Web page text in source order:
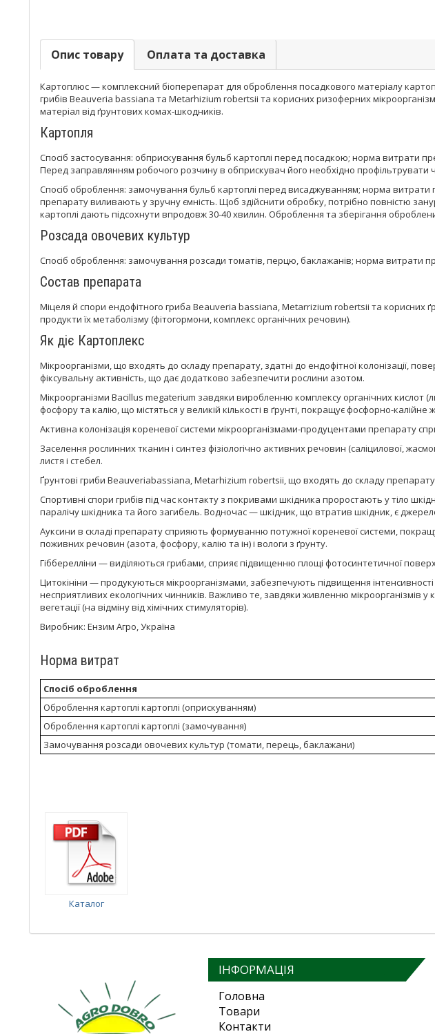
Опис товару Оплата та доставка
Картоплюс — комплексний біоперепарат для оброблення посадкового матеріалу
грибів Beauveria bassiana та Metarhizium robertsii та корисних ризоферних
матеріал від ґрунтових комах-шкодників.
Картопля
Спосіб застосування: обприскування бульб картоплі перед посадкою; норма витрати
Перед заправлянням робочого розчину в обприскувач його необхідно профільтрувати
Спосіб оброблення: замочування бульб картоплі перед висаджуванням; норма витрати
препарату виливають у зручну ємність. Щоб здійснити обробку, потрібно повністю
картоплі дають підсохнути впродовж 30-40 хвилин. Оброблення та зберігання
Розсада овочевих культур
Спосіб оброблення: замочування розсади томатів, перцю, баклажанів; норма витрати
Состав препарата
Міцеля й спори ендофітного гриба Beauveria bassiana, Metarrizium robertsii та корисних
продукти їх метаболізму (фітогормони, комплекс органічних речовин).
Як діє Картоплекс
Мікроорганізми, що входять до складу препарату, здатні до ендофітної колонізації,
фіксувальну активність, що дає додатково забезпечити рослини азотом.
Мікроорганізми Bacillus megaterium завдяки виробленню комплексу органічних кислот
фосфору та калію, що містяться у великій кількості в ґрунті, покращує фосфорно-калійне
Активна колонізація кореневої системи мікроорганізмами-продуцентами препарату
Заселення рослинних тканин і синтез фізіологічно активних речовин (саліцилової,
листя і стебел.
Ґрунтові гриби Beauveriabassiana, Metarhizium robertsii, що входять до складу
Спортивні спори грибів під час контакту з покривами шкідника проростають у тіло
паралічу шкідника та його загибель. Водночас — шкідник, що втратив шкідник, є
Ауксини в складі препарату сприяють формуванню потужної кореневої системи,
поживних речовин (азота, фосфору, калію та ін) і вологи з ґрунту.
Гібберелліни — виділяються грибами, сприяє підвищенню площі фотосинтетичної
Цитокініни — продукуються мікроорганізмами, забезпечують підвищення
несприятливих екологічних чинників. Важливо те, завдяки живленню
вегетації (на відміну від хімічних стимуляторів).
Виробник: Ензим Агро, Україна
Норма витрат
Спосіб оброблення
Оброблення картоплі картоплі (оприскуванням)
Оброблення картоплі картоплі (замочування)
Замочування розсади овочевих культур (томати, перець, баклажани)
Каталог
ІНФОРМАЦІЯ
Головна
Товари
Контакти